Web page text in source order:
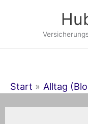
Start
Alltag